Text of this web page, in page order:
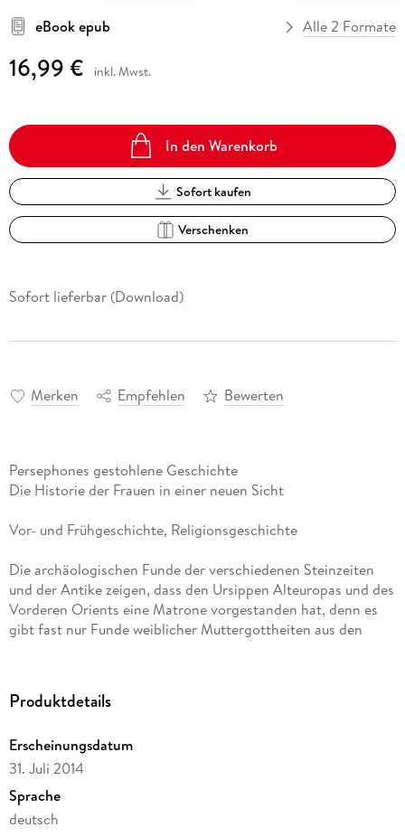
eBook epub
Alle 2 Formate
16,99 € inkl. Mwst.
In den Warenkorb
Sofort kaufen
Verschenken
Sofort lieferbar (Download)
Merken Empfehlen Bewerten
Persephones gestohlene Geschichte
Die Historie der Frauen in einer neuen Sicht
Vor- und Frühgeschichte, Religionsgeschichte
Die archäologischen Funde der verschiedenen Steinzeiten
und der Antike zeigen, dass den Ursippen Alteuropas und des
Vorderen Orients eine Matrone vorgestanden hat, denn es
gibt fast nur Funde weiblicher Muttergottheiten aus den
Sie zeigen deutlich, dass die erste Gottesvorstellung der
als Geist-Mutter und Herrin von Mensch und Tier, die alles
aus sich selbst hervor brachte. Die sesshaft werdenden Clane
und Kleinstämme der Jungsteinzeit transformierten sie zu
ihrer Ackerbau-Mutter. Sie übernahmen aus den Steinzeiten
das matriarchale Prinzip der Zeugung eines heiligen Kindes
Produktdetails
Erscheinungsdatum
31. Juli 2014
Sprache
deutsch